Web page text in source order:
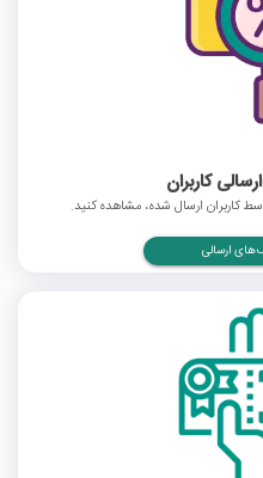
کاربران
کاربران ارسال شده، مشاهده کنید.
ارسالی